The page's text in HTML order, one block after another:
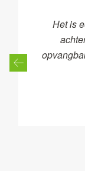
Het is